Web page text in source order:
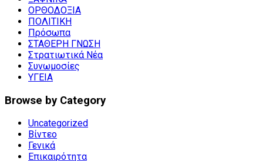
ΟΡΘΟΔΟΞΙΑ
ΠΟΛΙΤΙΚΗ
Πρόσωπα
ΣΤΑΘΕΡΗ ΓΝΩΣΗ
Στρατιωτικά Νέα
Συνωμοσίες
ΥΓΕΙΑ
Browse by Category
Uncategorized
Βίντεο
Γενικά
Επικαιρότητα